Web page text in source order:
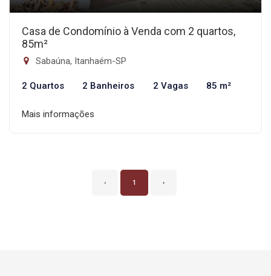
Casa de Condomínio à Venda com 2 quartos,
85m²
Sabaúna, Itanhaém-SP
2 Quartos 2 Banheiros 2 Vagas 85 m²
Mais informações
‹ 1 ›